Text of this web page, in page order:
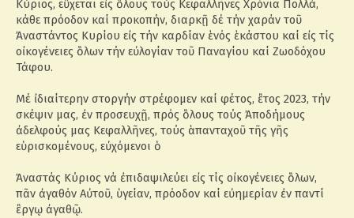
Κύριος, εὒχεται εἰς ὃλους τούς Κεφαλλῆνες Χρόνια Πολλά,
κάθε πρόοδον καί προκοπήν, διαρκῇ δέ τήν χαράν τοῦ
Ἀναστάντος Κυρίου εἰς τήν καρδίαν ἑνός ἑκάστου καί εἰς τίς
οἰκογένειες ὃλων τήν εὐλογίαν τοῦ Παναγίου καί Ζωοδόχου
Τάφου.
Μέ ἰδιαίτερην στοργήν στρέφομεν καί φέτος, ἒτος 2023, τήν
σκέψιν μας, ἐν προσευχῇ, πρός ὃλους τούς Ἀποδήμους
ἀδελφούς μας Κεφαλλῆνες, τούς ἁπανταχοῦ τῆς γῆς
εὑρισκομένους, εὐχόμενοι ὁ
Ἀναστάς Κύριος νά ἐπιδαψιλεύει εἰς τίς οἰκογένειες ὃλων,
πᾶν ἀγαθόν Αὐτοῦ, ὑγείαν, πρόοδον καί εὐημερίαν ἐν παντί
ἒργῳ ἀγαθῷ.